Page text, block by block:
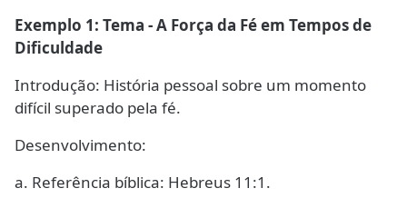
Exemplo 1: Tema - A Força da Fé em Tempos de
Dificuldade
Introdução: História pessoal sobre um momento
difícil superado pela fé.
Desenvolvimento:
a. Referência bíblica: Hebreus 11:1.